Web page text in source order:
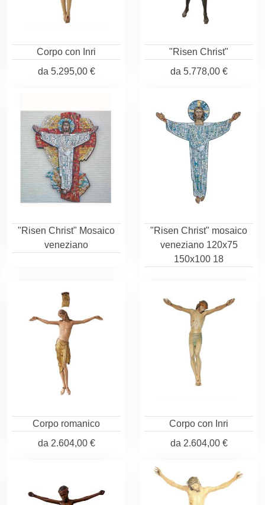
Corpo con Inri
da 5.295,00 €
"Risen Christ"
da 5.778,00 €
"Risen Christ" Mosaico
veneziano
"Risen Christ" mosaico
veneziano 120x75
150x100 18
Corpo romanico
da 2.604,00 €
Corpo con Inri
da 2.604,00 €